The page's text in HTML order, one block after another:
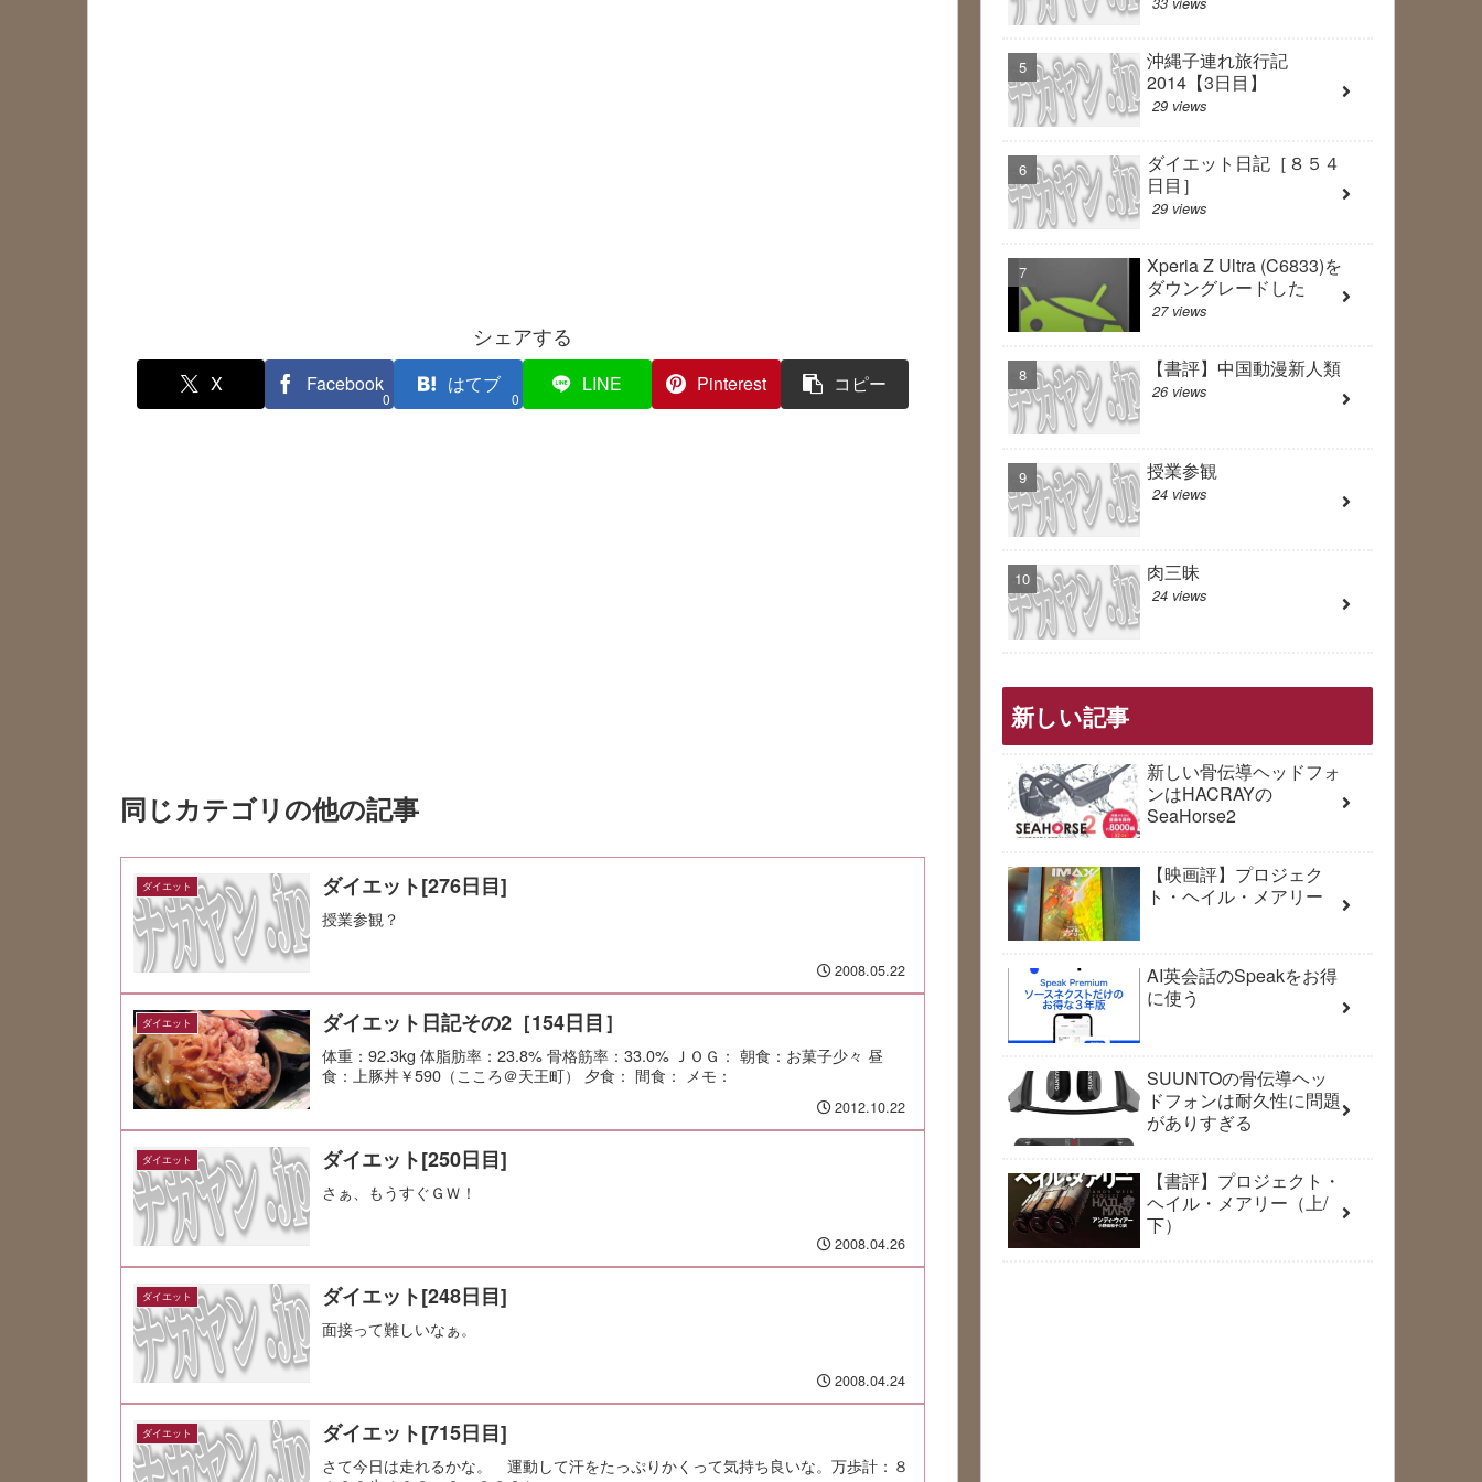
シェアする
X Facebook
0
はてブ
0
LINE Pinterest コピー
同じカテゴリの他の記事
ダイエット ダイエット[276日目]
授業参観？
2008.05.22
ダイエット ダイエット日記その2［154日目］
体重：92.3kg 体脂肪率：23.8% 骨格筋率：33.0% ＪＯＧ： 朝食：お菓子少々 昼
食：上豚丼￥590（こころ＠天王町） 夕食： 間食： メモ：
2012.10.22
ダイエット ダイエット[250日目]
さぁ、もうすぐＧＷ！
2008.04.26
ダイエット ダイエット[248日目]
面接って難しいなぁ。
2008.04.24
ダイエット ダイエット[715日目]
さて今日は走れるかな。 運動して汗をたっぷりかくって気持ち良いな。万歩計：８
沖縄子連れ旅行記
2014【3日目】
29 views
ダイエット日記［８５４
日目］
29 views
Xperia Z Ultra (C6833)を
ダウングレードした
27 views
【書評】中国動漫新人類
26 views
授業参観
24 views
肉三昧
24 views
新しい記事
新しい骨伝導ヘッドフォ
ンはHACRAYの
SeaHorse2
【映画評】プロジェク
ト・ヘイル・メアリー
AI英会話のSpeakをお得
に使う
SUUNTOの骨伝導ヘッ
ドフォンは耐久性に問題
がありすぎる
【書評】プロジェクト・
ヘイル・メアリー（上/
下）